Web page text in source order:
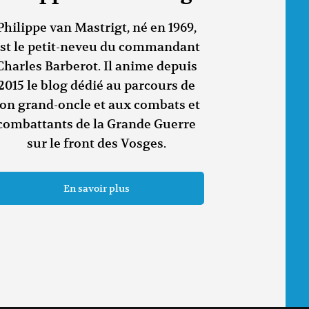
van Mastrigt, né en 1969,
le petit-neveu du commandant
Barberot. Il anime depuis
le blog dédié au parcours de
grand-oncle et aux combats et
de la Grande Guerre
sur le front des Vosges.
En savoir plus